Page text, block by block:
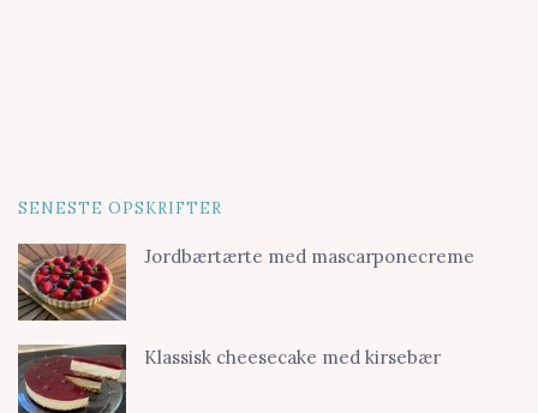
SENESTE OPSKRIFTER
Jordbærtærte med mascarponecreme
Klassisk cheesecake med kirsebær